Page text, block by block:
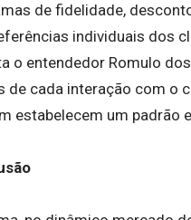
de fidelidade,
individuais dos
o entendedor Romulo
de cada interação com o
estabelecem um padrão